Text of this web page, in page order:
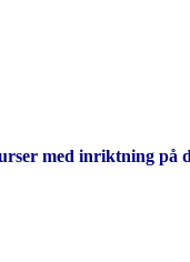
med inriktning på